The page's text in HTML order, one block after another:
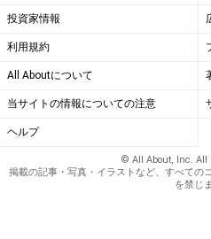
投資家情報
利用規約
All Aboutについて
当サイトの情報についての注意
ヘルプ
© All About, Inc. All
掲載の記事・写真・イラストなど、すべての
を禁じ